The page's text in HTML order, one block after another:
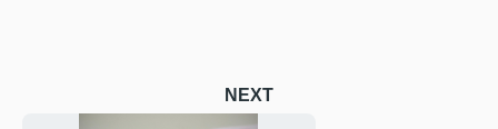
NEXT